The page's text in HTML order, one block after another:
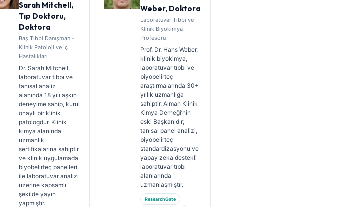
Sarah Mitchell,
Tıp Doktoru,
Doktora
Baş Tıbbi Danışman -
Klinik Patoloji ve İç
Hastalıkları
Dr. Sarah Mitchell,
laboratuvar tıbbı ve
tanısal analiz
alanında 18 yılı aşkın
deneyime sahip, kurul
onaylı bir klinik
patologdur. Klinik
kimya alanında
uzmanlık
sertifikalarına sahiptir
ve klinik uygulamada
biyobelirteç panelleri
ile laboratuvar analizi
üzerine kapsamlı
şekilde yayın
yapmıştır.
Weber, Doktora
Laboratuvar Tıbbi ve
Klinik Biyokimya
Profesörü
Prof. Dr. Hans Weber,
klinik biyokimya,
laboratuvar tıbbı ve
biyobelirteç
araştırmalarında 30+
yıllık uzmanlığa
sahiptir. Alman Klinik
Kimya Derneği’nin
eski Başkanıdır;
tanısal panel analizi,
biyobelirteç
standardizasyonu ve
yapay zeka destekli
laboratuvar tıbbı
alanlarında
uzmanlaşmıştır.
ResearchGate